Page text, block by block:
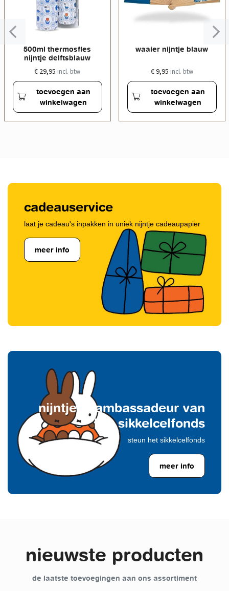
500ml thermosfles
nijntje delftsblauw
€ 29,95 incl. btw
toevoegen aan
winkelwagen
waaier nijntje blauw
€ 9,95 incl. btw
toevoegen aan
winkelwagen
cadeauservice
laat je cadeau's inpakken in uniek nijntje cadeaupapier
meer info
nijntje is ambassadeur van
het sikkelcelfonds
steun het sikkelcelfonds
meer info
nieuwste producten
de laatste toevoegingen aan ons assortiment